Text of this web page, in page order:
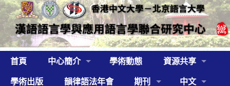
首頁 中心簡介 學術動態
資源共享
學術出版
韻律語法年會 期刊 中文